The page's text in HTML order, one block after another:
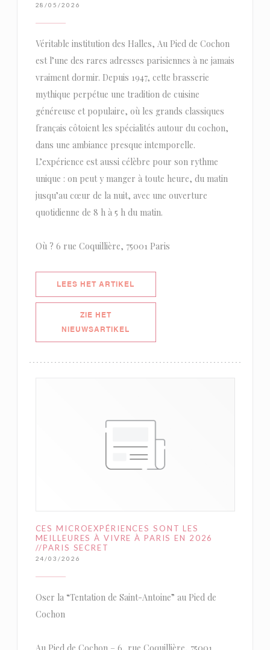
28/05/2026
Véritable institution des Halles, Au Pied de Cochon
est l’une des rares adresses parisiennes à ne jamais
vraiment dormir. Depuis 1947, cette brasserie
mythique perpétue une tradition de cuisine
généreuse et populaire, où les grands classiques
français côtoient les spécialités autour du cochon,
dans une ambiance presque intemporelle.
L’expérience est aussi célèbre pour son rythme
unique : on peut y manger à toute heure, du matin
jusqu’au cœur de la nuit, avec une ouverture
quotidienne de 8 h à 5 h du matin.
Où ? 6 rue Coquillière, 75001 Paris
LEES HET ARTIKEL
ZIE HET
NIEUWSARTIKEL
CES MICROEXPÉRIENCES SONT LES
MEILLEURES À VIVRE À PARIS EN 2026
//PARIS SECRET
24/03/2026
Oser la “Tentation de Saint-Antoine” au Pied de
Cochon